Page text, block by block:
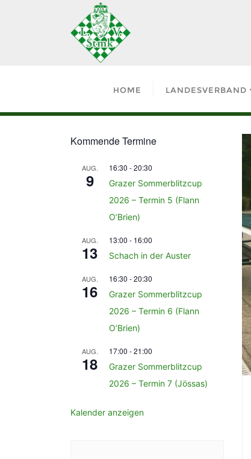
HOME LANDESVERBAND
Kommende Termine
AUG.
9
16:30 -20:30
Grazer Sommerblitzcup
2026 – Termin 5 (Flann
O’Brien)
AUG.
13
13:00 - 16:00
Schach in der Auster
AUG.
16
16:30 -20:30
Grazer Sommerblitzcup
2026 – Termin 6 (Flann
O’Brien)
AUG.
18
17:00 -21:00
Grazer Sommerblitzcup
2026 – Termin 7 (Jössas)
Kalender anzeigen